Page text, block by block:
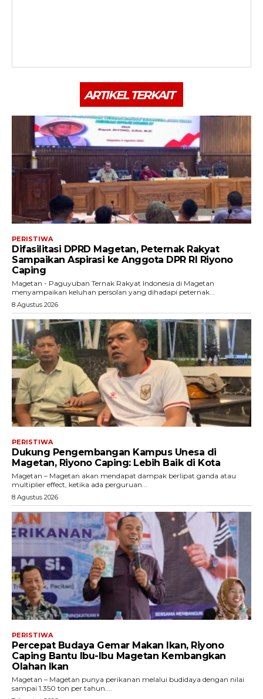
ARTIKEL TERKAIT
PERISTIWA
Difasilitasi DPRD Magetan, Peternak Rakyat
Sampaikan Aspirasi ke Anggota DPR RI Riyono
Caping
Magetan - Paguyuban Ternak Rakyat Indonesia di Magetan
menyampaikan keluhan persolan yang dihadapi peternak...
8 Agustus 2026
PERISTIWA
Dukung Pengembangan Kampus Unesa di
Magetan, Riyono Caping: Lebih Baik di Kota
Magetan – Magetan akan mendapat dampak berlipat ganda atau
multiplier effect, ketika ada perguruan...
8 Agustus 2026
PERISTIWA
Percepat Budaya Gemar Makan Ikan, Riyono
Caping Bantu Ibu-Ibu Magetan Kembangkan
Olahan Ikan
Magetan – Magetan punya perikanan melalui budidaya dengan nilai
sampai 1.350 ton per tahun....